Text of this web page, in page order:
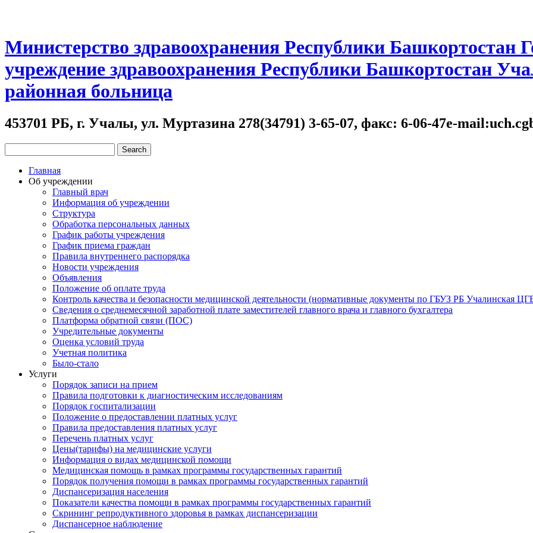
Министерство здравоохранения Республики Башкортостан
учреждение здравоохранения Республики Башкортостан
районная больница
453701 РБ, г. Учалы, ул. Муртазина 278(34791) 3-65-07, факс: 6-06-47e-
Главная
Об учреждении
Главный врач
Информация об учреждении
Структура
Обработка персональных данных
График работы учреждения
График приема граждан
Правила внутреннего распорядка
Новости учреждения
Объявления
Положение об оплате труда
Контроль качества и безопасности медицинской деятельности (нормативные документы по ГБУЗ РБ Учалинская
Сведения о среднемесячной заработной плате заместителей главного врача и главного бухгалтера
Платформа обратной связи (ПОС)
Учредительные документы
Оценка условий труда
Учетная политика
Было-стало
Услуги
Порядок записи на прием
Правила подготовки к диагностическим исследованиям
Порядок госпитализации
Положение о предоставлении платных услуг
Правила предоставления платных услуг
Перечень платных услуг
Цены(тарифы) на медицинские услуги
Информация о видах медицинской помощи
Медицинская помощь в рамках программы государственных гарантий
Порядок получения помощи в рамках программы государственных гарантий
Диспансеризация населения
Показатели качества помощи в рамках программы государственных гарантий
Скрининг репродуктивного здоровья в рамках диспансеризации
Диспансерное наблюдение